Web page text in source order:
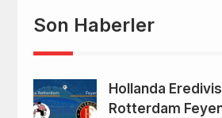
Son Haberler
Hollanda
Rotterdam